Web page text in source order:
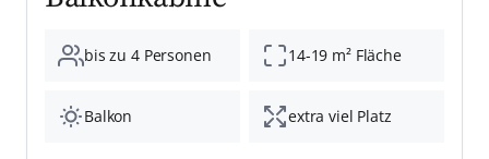
bis zu 4 Personen 14-19 m² Fläche
Balkon extra viel Platz